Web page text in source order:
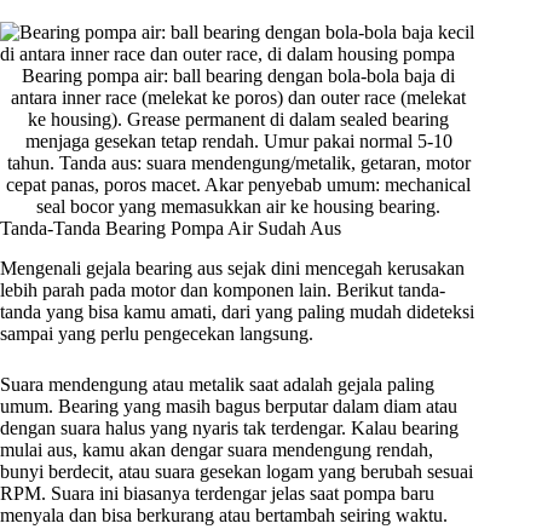
Bearing pompa air: ball bearing dengan bola-bola baja di
antara inner race (melekat ke poros) dan outer race (melekat
ke housing). Grease permanent di dalam sealed bearing
menjaga gesekan tetap rendah. Umur pakai normal 5-10
tahun. Tanda aus: suara mendengung/metalik, getaran, motor
cepat panas, poros macet. Akar penyebab umum: mechanical
seal bocor yang memasukkan air ke housing bearing.
Tanda-Tanda Bearing Pompa Air Sudah Aus
Mengenali gejala bearing aus sejak dini mencegah kerusakan
lebih parah pada motor dan komponen lain. Berikut tanda-
tanda yang bisa kamu amati, dari yang paling mudah dideteksi
sampai yang perlu pengecekan langsung.
Suara mendengung atau metalik saat adalah gejala paling
umum. Bearing yang masih bagus berputar dalam diam atau
dengan suara halus yang nyaris tak terdengar. Kalau bearing
mulai aus, kamu akan dengar suara mendengung rendah,
bunyi berdecit, atau suara gesekan logam yang berubah sesuai
RPM. Suara ini biasanya terdengar jelas saat pompa baru
menyala dan bisa berkurang atau bertambah seiring waktu.